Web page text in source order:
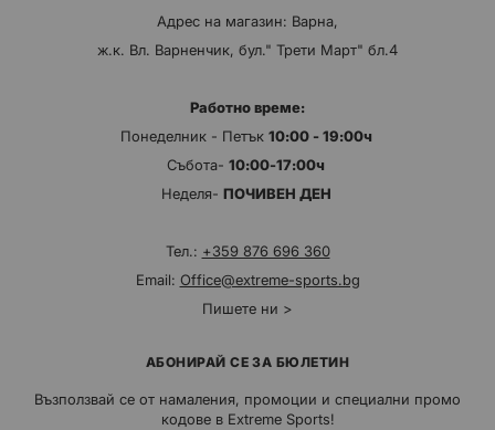
Адрес на магазин: Варна,
ж.к. Вл. Варненчик, бул." Трети Март" бл.4
Работно време:
Понеделник - Петък 10:00 - 19:00ч
Събота- 10:00-17:00ч
Неделя- ПОЧИВЕН ДЕН
Тел.: +359 876 696 360
Email: Office@extreme-sports.bg
Пишете ни >
АБОНИРАЙ СЕ ЗА БЮЛЕТИН
Възползвай се от намаления, промоции и специални промо
кодове в Extreme Sports!